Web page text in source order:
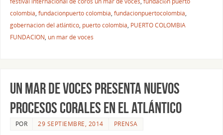
colombia, fundacionpuerto colombia, fundacionpuertocolombia,
gobernacion del atlántico, puerto colombia, PUERTO COLOMBIA
FUNDACION, un mar de voces
UN MAR DE VOCES PRESENTA NUEVOS
PROCESOS CORALES EN EL ATLÁNTICO
POR 29 SEPTIEMBRE, 2014 PRENSA